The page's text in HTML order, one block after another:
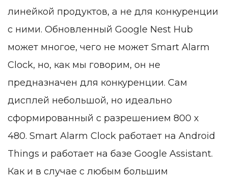
линейкой продуктов, а не для конкуренции
с ними. Обновленный Google Nest Hub
может многое, чего не может Smart Alarm
Clock, но, как мы говорим, он не
предназначен для конкуренции. Сам
дисплей небольшой, но идеально
сформированный с разрешением 800 x
480. Smart Alarm Clock работает на Android
Things и работает на базе Google Assistant.
Как и в случае с любым большим